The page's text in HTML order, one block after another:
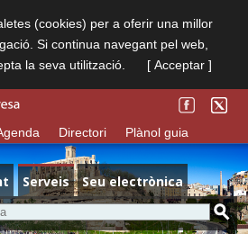
(cookies) per a oferir una millor
Si continua navegant pel web,
la seva utilització.
[ Acceptar ]
Directori Plànol guia
Serveis
Seu electrònica